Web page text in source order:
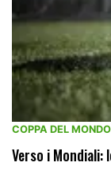
COPPA DEL
Verso i Mondiali: